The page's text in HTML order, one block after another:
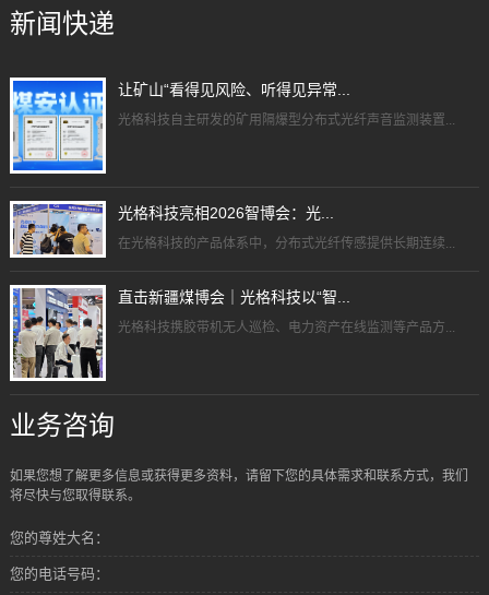
新闻快递
让矿山“看得见风险、听得见异常...
光格科技自主研发的矿用隔爆型分布式光纤声音监测装置...
光格科技亮相2026智博会：光...
在光格科技的产品体系中，分布式光纤传感提供长期连续...
直击新疆煤博会｜光格科技以“智...
光格科技携胶带机无人巡检、电力资产在线监测等产品方...
业务咨询
如果您想了解更多信息或获得更多资料，请留下您的具体需求和联系方式，我们
将尽快与您取得联系。
您的尊姓大名：
您的电话号码：